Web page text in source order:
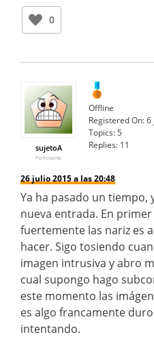
0
sujetoA
Participante
Offline
Registered On:6
Topics:5
Replies: 11
26 julio 2015 a las 20:48
Ya ha pasado un tiempo,
nueva entrada. En
fuertemente las nariz es
hacer. Sigo tosiendo
imagen intrusiva y abro
cual supongo hago
este momento las
es algo francamente
intentando.